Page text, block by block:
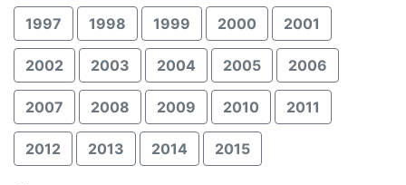
1997 1998 1999 2000 2001
2002 2003 2004 2005 2006
2007 2008 2009 2010 2011
2012 2013 2014 2015